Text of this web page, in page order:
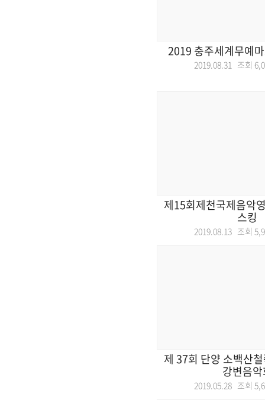
2019 충주세계무예
2019.08.31 조회
제15회제천국제음악
스킹
2019.08.13 조회
제 37회 단양 소백산
강변음
2019.05.28 조회